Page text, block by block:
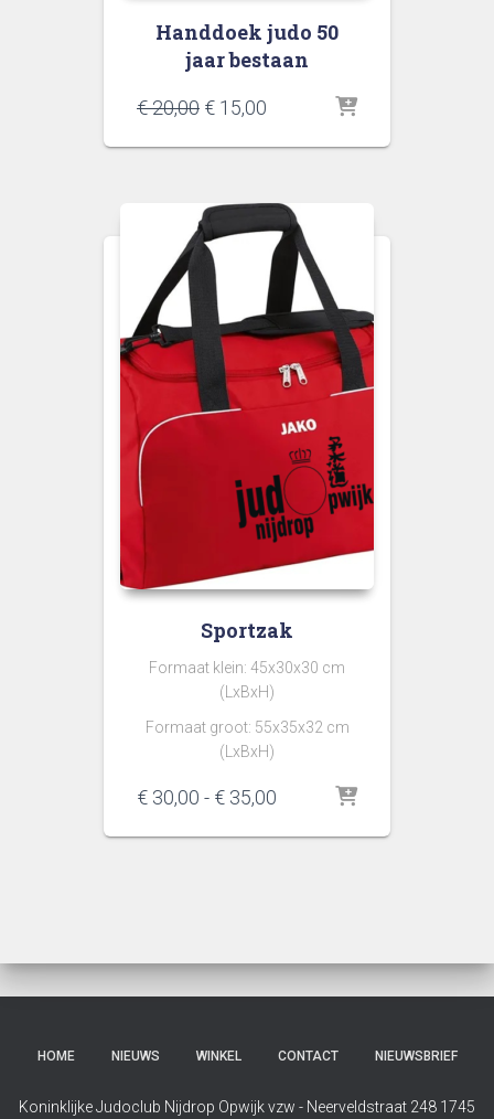
Handdoek judo 50
jaar bestaan
€20,00 Oorspronkelijke
was:
€ 15,00
is:
Sportzak
Formaat klein: 45x30x30 cm
(LxBxH)
Formaat groot: 55x35x32 cm
(LxBxH)
€ 30,00 - € 35,00 Prijsklasse:
tot
HOME NIEUWS WINKEL CONTACT NIEUWSBRIEF
Koninklijke Judoclub Nijdrop Opwijk vzw - Neerveldstraat 248 1745